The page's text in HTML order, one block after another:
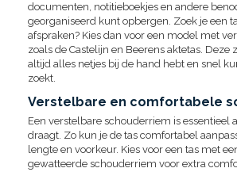
documenten, notitieboekjes en andere
georganiseerd kunt opbergen. Zoek je een
afspraken? Kies dan voor een model met
zoals de Castelijn en Beerens aktetas. Deze
altijd alles netjes bij de hand hebt en snel
zoekt.
Verstelbare en comfortabele
Een verstelbare schouderriem is essentieel
draagt. Zo kun je de tas comfortabel
lengte en voorkeur. Kies voor een tas met
gewatteerde schouderriem voor extra